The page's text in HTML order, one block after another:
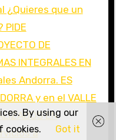
By using our
cookies.
Got it